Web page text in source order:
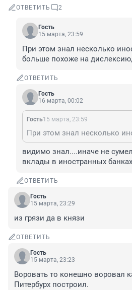
ОТВЕТИТЬ 2
Гость
15 марта, 23:59
При этом знал несколько
больше похоже на дислексию,
ОТВЕТИТЬ
Гость
16 марта, 00:02
Гость15 марта, 23:59
видимо знал....иначе не
вклады в иностранных банках
ОТВЕТИТЬ
Гость
15 марта, 23:29
из грязи да в князи
ОТВЕТИТЬ
Гость
15 марта, 23:23
Воровать то конешно воровал
Питербурх построил.